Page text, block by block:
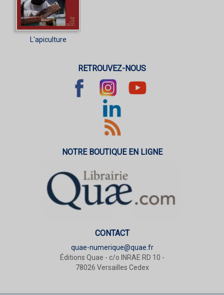
L'apiculture
RETROUVEZ-NOUS
NOTRE BOUTIQUE EN LIGNE
CONTACT
quae-numerique@quae.fr
Éditions Quae - c/o INRAE RD 10 -
78026 Versailles Cedex